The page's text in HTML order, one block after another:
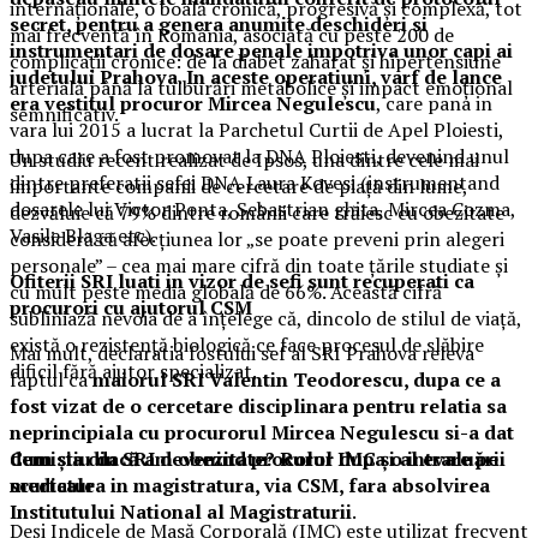
secret, pentru a genera anumite deschideri si
instrumentari de dosare penale impotriva unor capi ai
judetului Prahova.In aceste operatiuni, varf de lance
era vestitul procuror Mircea Negulescu, care pana in
vara lui 2015 a lucrat la Parchetul Curtii de Apel Ploiesti,
dupa care a fost promovat la DNA Ploiesti, devenind unul
dintre preferatii sefei DNA Laura Kovesi (instrumentand
dosarele lui Victor Ponta, Sebastrian ghita, Mircea Cozma,
Vasile Blaga etc).
Ofiterii SRI luati in vizor de sefi sunt recuperati ca
procurori cu ajutorul CSM
Mai mult, declaratia fostului sef al SRI Prahova releva
faptul camaiorul SRI Valentin Teodorescu, dupa ce a
fost vizat de o cercetare disciplinara pentru relatia sa
neprincipiala cu procurorul Mircea Negulescu si-a dat
demisia din SRI devenind procuror dupa o intrare pe
scurtatura in magistratura, via CSM, fara absolvirea
Institutului National al Magistraturii.
internaționale, o boală cronică, progresivă și complexă, tot
mai frecventă în România, asociată cu peste 200 de
complicații cronice: de la diabet zaharat și hipertensiune
arterială până la tulburări metabolice și impact emoțional
semnificativ.
Un studiu recent realizat de Ipsos, una dintre cele mai
importante companii de cercetare de piață din lume,
dezvăluie că 79% dintre românii care trăiesc cu obezitate
consideră că afecțiunea lor „se poate preveni prin alegeri
personale” – cea mai mare cifră din toate țările studiate și
cu mult peste media globală de 66%. Această cifră
subliniază nevoia de a înțelege că, dincolo de stilul de viață,
există o rezistență biologică ce face procesul de slăbire
dificil fără ajutor specializat.
Cum știu dacă am obezitate? Rolul IMC și al evaluării
medicale
Deși Indicele de Masă Corporală (IMC) este utilizat frecvent